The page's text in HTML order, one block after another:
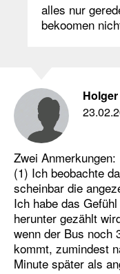
alles nur
bekoomen
Holger
Zwei Anmerkungen:
(1) Ich beobachte
scheinbar die
Ich habe das
herunter gezählt
wenn der Bus noch
kommt, zumindest
Minute später als